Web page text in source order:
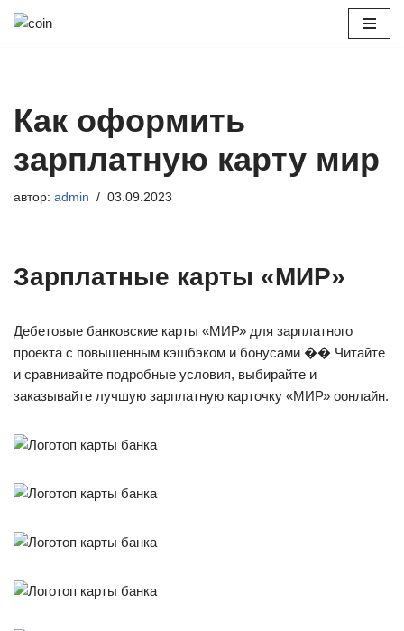
Как оформить
зарплатную карту мир
автор: admin 03.09.2023
Зарплатные карты «МИР»
Дебетовые банковские карты «МИР» для зарплатного
проекта с повышенным кэшбэком и бонусами �� Читайте
и сравнивайте подробные условия, выбирайте и
заказывайте лучшую зарплатную карточку «МИР» оонлайн.